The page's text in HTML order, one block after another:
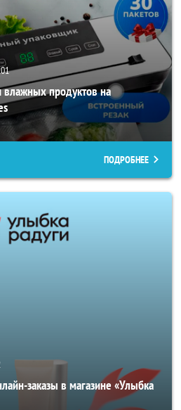
влажных продуктов на
ПОДРОБНЕЕ
заказы в магазине «Улыбка